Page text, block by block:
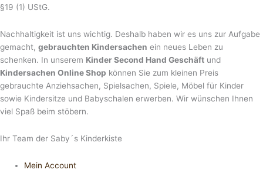
§19 (1) UStG.
Nachhaltigkeit ist uns wichtig. Deshalb haben wir es uns zur Aufgabe
gemacht, gebrauchten Kindersachen ein neues Leben zu
schenken. In unserem Kinder Second Hand Geschäft und
Kindersachen Online Shop können Sie zum kleinen Preis
gebrauchte Anziehsachen, Spiel­sachen, Spiele, Möbel für Kinder
sowie Kindersitze und Babyschalen erwerben. Wir wünschen Ihnen
viel Spaß beim stöbern.
Ihr Team der Saby´s Kinderkiste
Mein Account